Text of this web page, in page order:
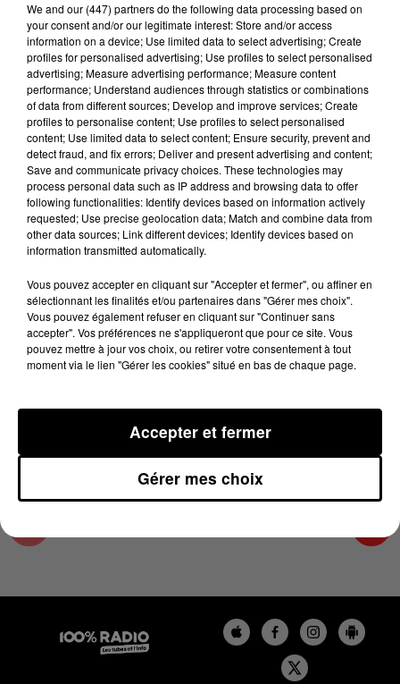
Lecture (2 min 59 sec)
100%
1er mai 2023 - 2 min 59 sec
LES INFOS DE L'HÉRAULT DU 01/05/2023 À
18H00
Podcasts infos de l'Hérault
We and our (447) partnersdo the following data processing based on
your consent and/or our legitimate interest: Store and/or access
information on a device; Use limited data to select advertising; Create
profiles for personalised advertising; Use profiles to select personalised
advertising; Measure advertising performance; Measure content
performance; Understand audiences through statistics or combinations
of data from different sources; Develop and improve services; Create
profiles to personalise content; Use profiles to select personalised
content; Use limited data to select content; Ensure security, prevent and
detect fraud, and fix errors; Deliver and present advertising and content;
Save and communicate privacy choices. These technologies may
process personal data such as IP address and browsing data to offer
following functionalities: Identify devices based on information actively
requested; Use precise geolocation data; Match and combine data from
other data sources; Link different devices; Identify devices based on
information transmitted automatically.
Vous pouvez accepter en cliquant sur "Accepter et fermer", ou affiner en
sélectionnant les finalités et/ou partenaires dans "Gérer mes choix".
Vous pouvez également refuser en cliquant sur "Continuer sans
accepter". Vos préférences ne s'appliqueront que pour ce site. Vous
pouvez mettre à jour vos choix, ou retirer votre consentement à tout
moment via le lien "Gérer les cookies" situé en bas de chaque page.
Gérer mes choix
Accepter et fermer